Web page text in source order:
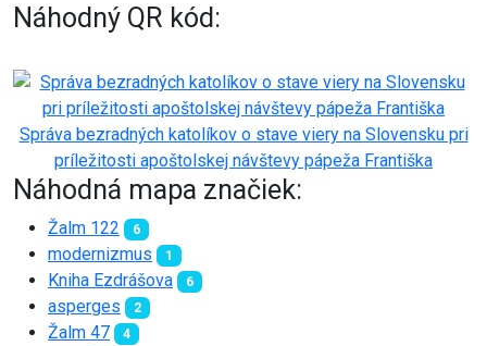
Náhodný QR kód:
Správa bezradných katolíkov o stave viery na Slovensku pri
príležitosti apoštolskej návštevy pápeža Františka
Náhodná mapa značiek:
Žalm 122 6
modernizmus 1
Kniha Ezdrášova 6
asperges 2
Žalm 47 4